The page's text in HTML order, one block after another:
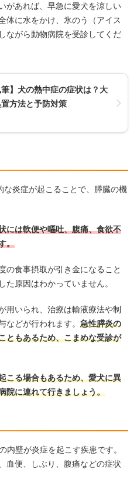
があれば、早急に愛犬を涼しい
体に水をかけ、氷のう（アイス
ながら動物病院を受診してくだ
筆】犬の熱中症の症状は？大
方法と予防対策
な炎症が起こることで、膵臓の機
には軟便や嘔吐、腹痛、食欲不
。
の食事摂取が引き金になること
原因はわかっていません。
用いられ、治療は輸液療法や制
などが行われます。 急性膵炎の
ともあるため、こまめな受診が
こる場合もあるため、愛犬に異
院に連れて行きましょう。
内壁が炎症を起こす疾患です。
血便、しぶり、腹痛などの症状